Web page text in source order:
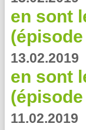
en sont
(épisode
13.02.2019
en sont
(épisode
11.02.2019